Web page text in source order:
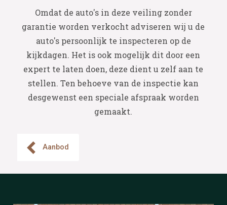
Omdat de auto's in deze veiling zonder
garantie worden verkocht adviseren wij u de
auto's persoonlijk te inspecteren op de
kijkdagen. Het is ook mogelijk dit door een
expert te laten doen, deze dient u zelf aan te
stellen. Ten behoeve van de inspectie kan
desgewenst een speciale afspraak worden
gemaakt.
Aanbod